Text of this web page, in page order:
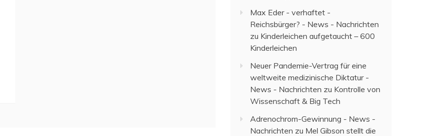
Max Eder - verhaftet -
Reichsbürger? - News - Nachrichten
zu Kinderleichen aufgetaucht – 600
Kinderleichen
Neuer Pandemie-Vertrag für eine
weltweite medizinische Diktatur -
News - Nachrichten zu Kontrolle von
Wissenschaft & Big Tech
Adrenochrom-Gewinnung - News -
Nachrichten zu Mel Gibson stellt die